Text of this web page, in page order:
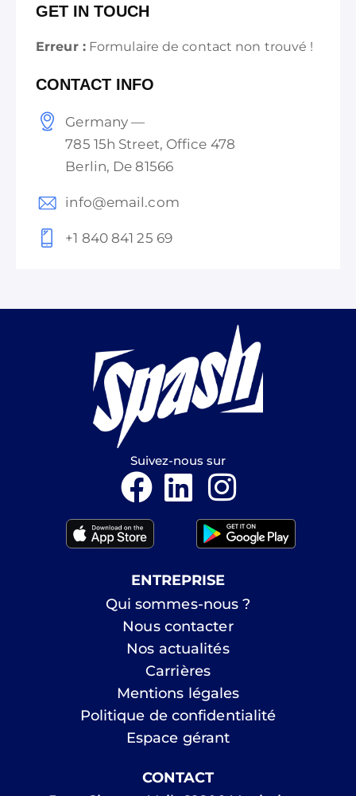
GET IN TOUCH
Erreur :Formulaire de contact non trouvé !
CONTACT INFO
Germany —
785 15h Street, Office 478
Berlin, De 81566
info@email.com
+1 840 841 25 69
Suivez-nous sur
ENTREPRISE
Qui sommes-nous ?
Nous contacter
Nos actualités
Carrières
Mentions légales
Politique de confidentialité
Espace gérant
CONTACT